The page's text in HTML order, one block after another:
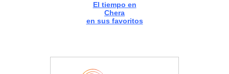
El tiempo en
Chera
en sus favoritos